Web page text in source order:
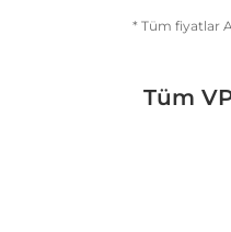
* Tüm fiyatlar
Tüm